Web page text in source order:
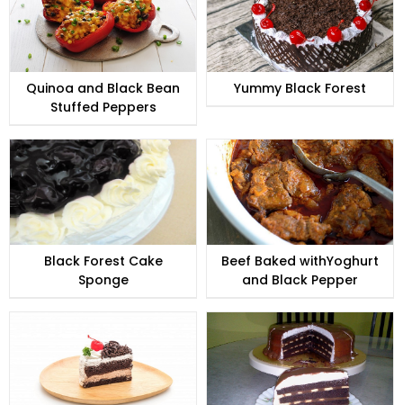
Quinoa and Black Bean
Stuffed Peppers
Yummy Black Forest
Black Forest Cake
Sponge
Beef Baked withYoghurt
and Black Pepper